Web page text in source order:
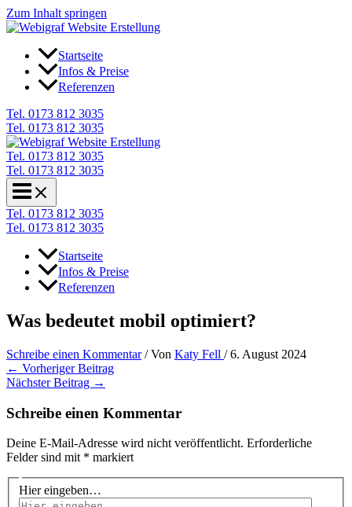
Zum Inhalt springen
Startseite
Infos & Preise
Referenzen
Tel. 0173 812 3035
Tel. 0173 812 3035
Tel. 0173 812 3035
Tel. 0173 812 3035
Tel. 0173 812 3035
Tel. 0173 812 3035
Startseite
Infos & Preise
Referenzen
Was bedeutet mobil optimiert?
Schreibe einen Kommentar / Von Katy Fell /6. August 2024
← Vorheriger Beitrag
Nächster Beitrag →
Schreibe einen Kommentar
Deine E-Mail-Adresse wird nicht veröffentlicht. Erforderliche
Felder sind mit * markiert
Hier eingeben…